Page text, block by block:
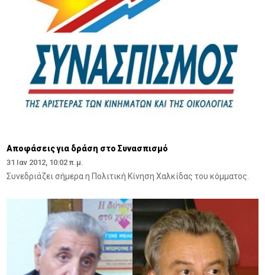
Αποφάσεις για δράση στο Συνασπισμό
31 Ιαν 2012, 10:02 π.μ.
Συνεδριάζει σήμερα η Πολιτική Κίνηση Χαλκίδας του κόμματος.